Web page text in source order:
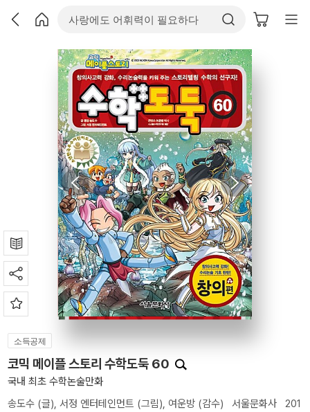
소득공제
코믹 메이플 스토리 수학도둑 60
국내 최초 수학논술만화
송도수 (글), 서정 엔터테인먼트 (그림), 여운방 (감수) 서울문화사 201